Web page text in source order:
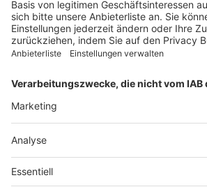
WEITERES AUS DEM VERLAG
Reisemobil International
SERVICE